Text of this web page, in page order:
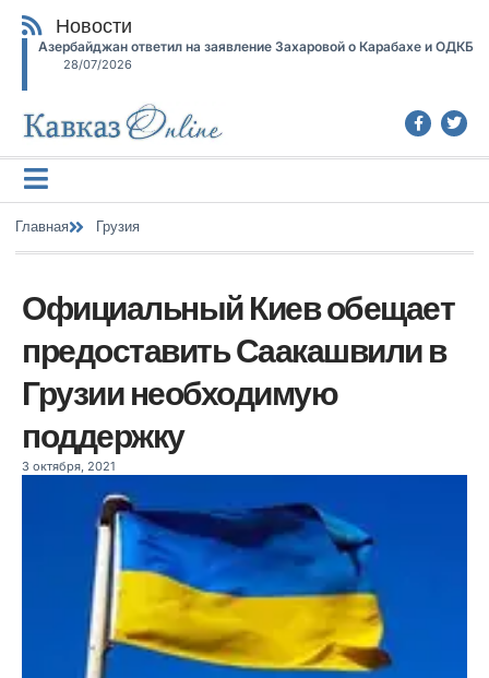
Новости
Азербайджан ответил на заявление Захаровой о Карабахе и ОДКБ
28/07/2026
Главная Грузия
Официальный Киев обещает
предоставить Саакашвили в
Грузии необходимую
поддержку
3 октября, 2021